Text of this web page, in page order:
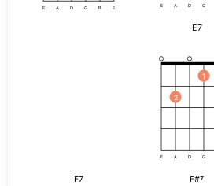
E A D G B E E A D G
E7
2
1
E A D G
F7 F#7